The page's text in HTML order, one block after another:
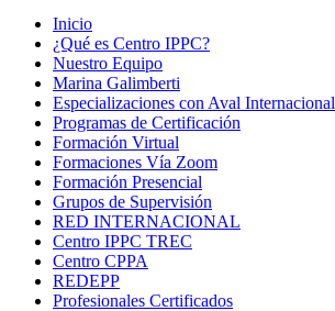
Inicio
¿Qué es Centro IPPC?
Nuestro Equipo
Marina Galimberti
Especializaciones con Aval Internacional
Programas de Certificación
Formación Virtual
Formaciones Vía Zoom
Formación Presencial
Grupos de Supervisión
RED INTERNACIONAL
Centro IPPC TREC
Centro CPPA
REDEPP
Profesionales Certificados